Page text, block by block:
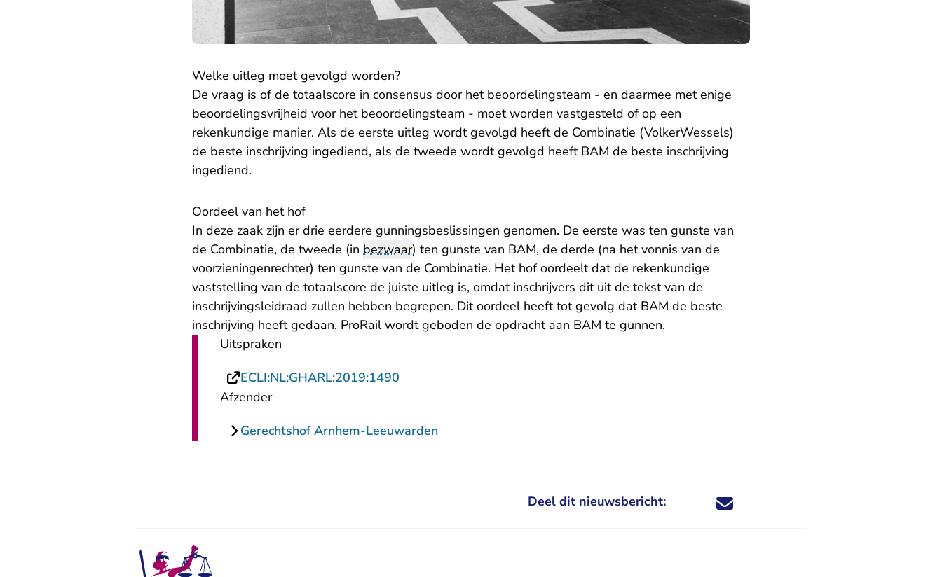
Welke uitleg moet gevolgd worden?
De vraag is of de totaalscore in consensus door het beoordelingsteam - en daarmee met enige
beoordelingsvrijheid voor het beoordelingsteam - moet worden vastgesteld of op een
rekenkundige manier. Als de eerste uitleg wordt gevolgd heeft de Combinatie (VolkerWessels)
de beste inschrijving ingediend, als de tweede wordt gevolgd heeft BAM de beste inschrijving
ingediend.
Oordeel van het hof
In deze zaak zijn er drie eerdere gunningsbeslissingen genomen. De eerste was ten gunste van
de Combinatie, de tweede (in bezwaar) ten gunste van BAM, de derde (na het vonnis van de
voorzieningenrechter) ten gunste van de Combinatie. Het hof oordeelt dat de rekenkundige
vaststelling van de totaalscore de juiste uitleg is, omdat inschrijvers dit uit de tekst van de
inschrijvingsleidraad zullen hebben begrepen. Dit oordeel heeft tot gevolg dat BAM de beste
inschrijving heeft gedaan. ProRail wordt geboden de opdracht aan BAM te gunnen.
Uitspraken
ECLI:NL:GHARL:2019:1490
Afzender
Gerechtshof Arnhem-Leeuwarden
Deel dit nieuwsbericht: Deel dit nieuwsbericht via X - U verlaat
Deel dit nieuwsbericht via Facebook - U
Deel dit nieuwsbericht via e-mail
Deel dit nieuwsbericht via LinkedIn - U